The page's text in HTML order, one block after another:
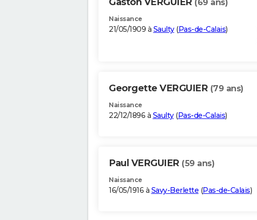
(69 ans)
Naissance
21/05/1909 à Saulty(Pas-de-Calais)
Georgette VERGUIER (79 ans)
Naissance
22/12/1896 à Saulty(Pas-de-Calais)
Paul VERGUIER (59 ans)
Naissance
16/05/1916 à Savy-Berlette (Pas-de-Calais)